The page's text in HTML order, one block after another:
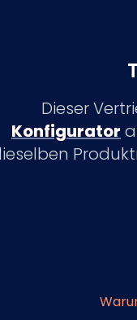
Dieser
Konfigurator